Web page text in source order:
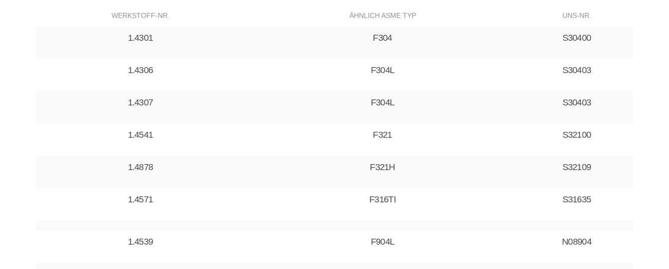
WERKSTOFF-NR. ÄHNLICH ASME TYP UNS-NR.
1.4301 F304 S30400
1.4306 F304L S30403
1.4307 F304L S30403
1.4541 F321 S32100
1.4878 F321H S32109
1.4571 F316TI S31635
1.4539 F904L N08904